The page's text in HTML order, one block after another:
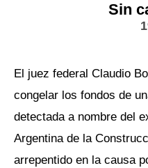
Sin
El juez federal Claudio
congelar los fondos de
detectada a nombre del
Argentina de la
arrepentido en la causa